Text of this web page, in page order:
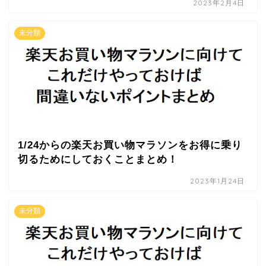
2023年2月4日
未分類
1/24からの楽天お買い物マラソンをお得に乗り
切るためにしておくことまとめ！
2023年1月24日
未分類